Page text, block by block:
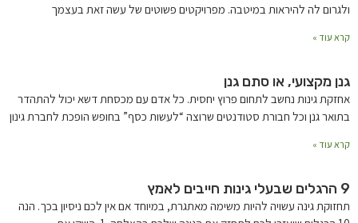
ולגרום לה להיראות במיטבה. מפרויקטים פשוטים של עשה זאת בעצמך
קרא עוד »
גנן מקצועי, או סתם גנן
אחזקת גינות נחשב לתחום פרוץ יחסית. כל אדם עם מכסחת דשא יכול להתהדר
בתואר גנן וכל חבורת סטודנטים שרוצה “לעשות כסף” בחופש הופכת לחברת גינון
קרא עוד »
9 הרגלים שבעלי גינות חייבים לאמץ
תחזוקת גינה עשויה להיות משימה מאתגרת, במיוחד אם אין לכם ניסיון בכך. הנה